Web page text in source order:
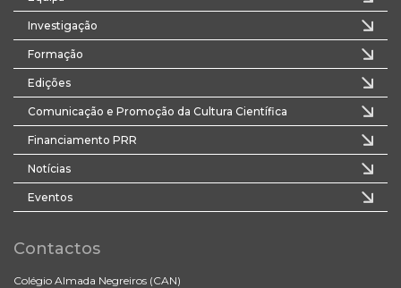
Investigação
Formação
Edições
Comunicação e Promoção da Cultura Científica
Financiamento PRR
Notícias
Eventos
Contactos
Colégio Almada Negreiros (CAN)